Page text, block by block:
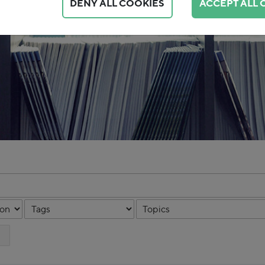
DENY ALL COOKIES ACCEPT ALL